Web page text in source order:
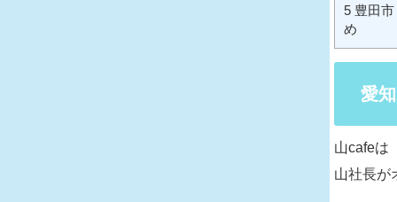
5 豊田
め
愛
山cafeは
山社長が